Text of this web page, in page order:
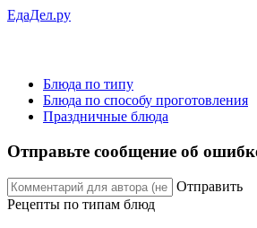
ЕдаДел.ру
Блюда по типу
Блюда по способу проготовления
Праздничные блюда
Отправьте сообщение об
Отправить
Рецепты по типам блюд